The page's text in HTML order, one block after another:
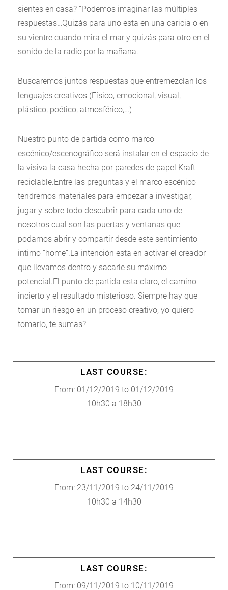
sientes en casa? “Podemos imaginar las múltiples
respuestas…Quizás para uno esta en una caricia o en
su vientre cuando mira el mar y quizás para otro en el
sonido de la radio por la mañana.
Buscaremos juntos respuestas que entremezclan los
lenguajes creativos (Físico, emocional, visual,
plástico, poético, atmosférico,…)
Nuestro punto de partida como marco
escénico/escenográfico será instalar en el espacio de
la visiva la casa hecha por paredes de papel Kraft
reciclable.Entre las preguntas y el marco escénico
tendremos materiales para empezar a investigar,
jugar y sobre todo descubrir para cada uno de
nosotros cual son las puertas y ventanas que
podamos abrir y compartir desde este sentimiento
intimo “home”.La intención esta en activar el creador
que llevamos dentro y sacarle su máximo
potencial.El punto de partida esta claro, el camino
incierto y el resultado misterioso. Siempre hay que
tomar un riesgo en un proceso creativo, yo quiero
tomarlo, te sumas?
LAST COURSE:
From: 01/12/2019 to 01/12/2019
10h30 a 18h30
LAST COURSE:
From: 23/11/2019 to 24/11/2019
10h30 a 14h30
LAST COURSE:
From: 09/11/2019 to 10/11/2019